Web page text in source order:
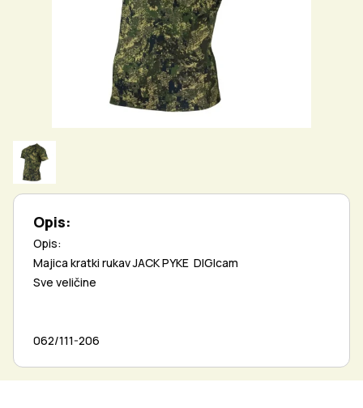
Opis:
Opis:
Majica kratki rukav JACK PYKE DIGIcam
Sve veličine
062/111-206